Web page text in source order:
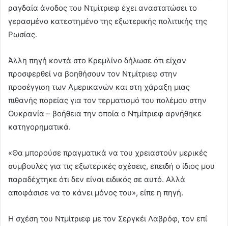
ραγδαία άνοδος του Ντμίτριεφ έχει αναστατώσει το
γερασμένο κατεστημένο της εξωτερικής πολιτικής της
Ρωσίας.
Άλλη πηγή κοντά στο Κρεμλίνο δήλωσε ότι είχαν
προσφερθεί να βοηθήσουν τον Ντμίτριεφ στην
προσέγγιση των Αμερικανών και στη χάραξη μιας
πιθανής πορείας για τον τερματισμό του πολέμου στην
Ουκρανία – βοήθεια την οποία ο Ντμίτριεφ αρνήθηκε
κατηγορηματικά.
«Θα μπορούσε πραγματικά να του χρειαστούν μερικές
συμβουλές για τις εξωτερικές σχέσεις, επειδή ο ίδιος μου
παραδέχτηκε ότι δεν είναι ειδικός σε αυτό. Αλλά
αποφάσισε να το κάνει μόνος του», είπε η πηγή.
Η σχέση του Ντμίτριεφ με τον Σεργκέι Λαβρόφ, τον επί